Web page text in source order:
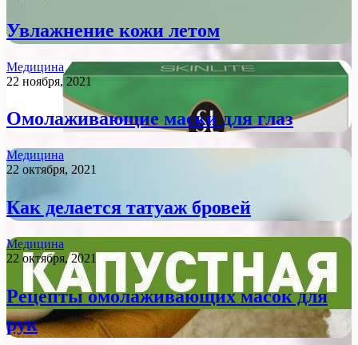
Увлажнение кожи летом
Медицина
22 ноября, 2021
Омолаживающие маски для глаз
Медицина
22 октября, 2021
Как делается татуаж бровей
Медицина
22 октября, 2021
Рецепты омолаживающих масок для
рук